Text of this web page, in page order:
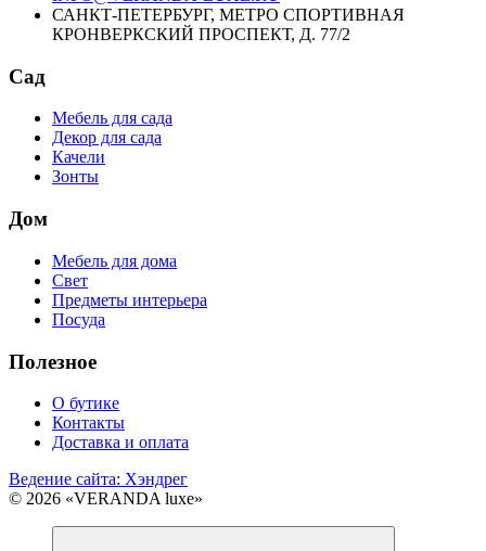
САНКТ-ПЕТЕРБУРГ, МЕТРО СПОРТИВНАЯ
КРОНВЕРКСКИЙ ПРОСПЕКТ, Д. 77/2
Сад
Мебель для сада
Декор для сада
Качели
Зонты
Дом
Мебель для дома
Свет
Предметы интерьера
Посуда
Полезное
О бутике
Контакты
Доставка и оплата
Ведение сайта: Хэндрег
© 2026 «VERANDA luxe»